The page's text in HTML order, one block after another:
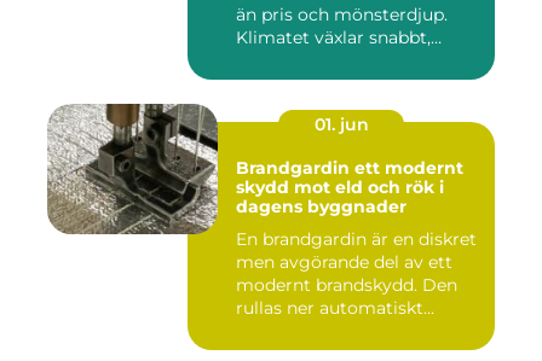
än pris och mönsterdjup.
Klimatet växlar snabbt,
01. jun
Brandgardin ett modernt
skydd mot eld och rök i
dagens byggnader
En brandgardin är en diskret
men avgörande del av ett
modernt brandskydd. Den
rullas ner automatiskt...